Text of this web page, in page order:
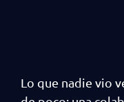
Lo que nadie vio